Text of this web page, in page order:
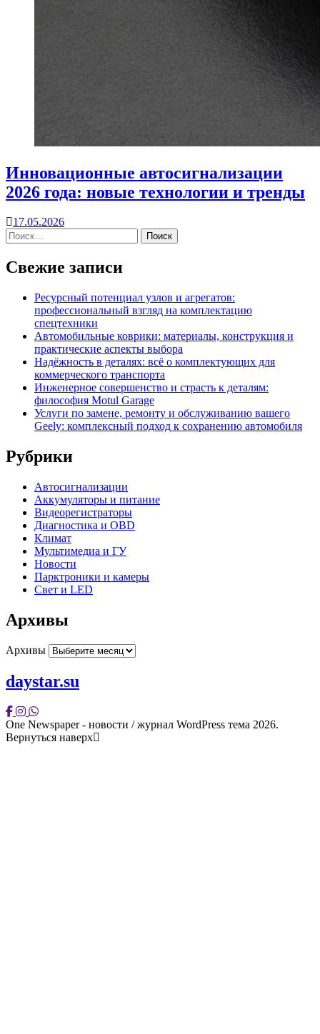
Инновационные автосигнализации
2026 года: новые технологии и тренды
17.05.2026
Свежие записи
Ресурсный потенциал узлов и агрегатов:
профессиональный взгляд на комплектацию
спецтехники
Автомобильные коврики: материалы, конструкция и
практические аспекты выбора
Надёжность в деталях: всё о комплектующих для
коммерческого транспорта
Инженерное совершенство и страсть к деталям:
философия Motul Garage
Услуги по замене, ремонту и обслуживанию вашего
Geely: комплексный подход к сохранению автомобиля
Рубрики
Автосигнализации
Аккумуляторы и питание
Видеорегистраторы
Диагностика и OBD
Климат
Мультимедиа и ГУ
Новости
Парктроники и камеры
Свет и LED
Архивы
Архивы
daystar.su
One Newspaper - новости / журнал WordPress тема 2026.
Вернуться наверх